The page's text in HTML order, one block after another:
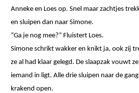
Anneke en Loes op. Snel maar zachtjes
en sluipen dan naar Simone.
“Ga je nog mee?” Fluistert Loes.
Simone schrikt wakker en knikt ja, ook zij
ze al had klaar gelegd. De slaapzak vouwt
iemand in ligt. Alle drie sluipen naar de
krakend open.